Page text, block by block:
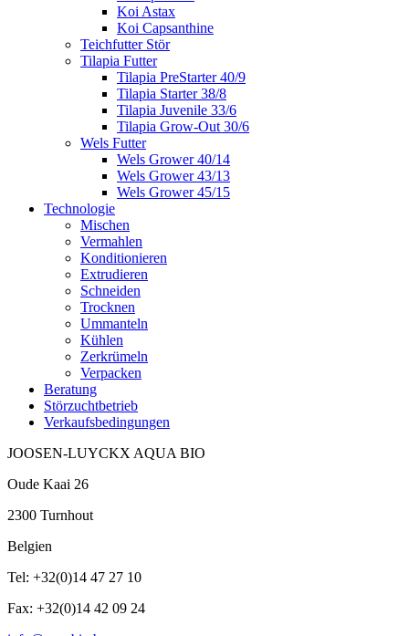
Koi Astax
Koi Capsanthine
Teichfutter Stör
Tilapia Futter
Tilapia PreStarter 40/9
Tilapia Starter 38/8
Tilapia Juvenile 33/6
Tilapia Grow-Out 30/6
Wels Futter
Wels Grower 40/14
Wels Grower 43/13
Wels Grower 45/15
Technologie
Mischen
Vermahlen
Konditionieren
Extrudieren
Schneiden
Trocknen
Ummanteln
Kühlen
Zerkrümeln
Verpacken
Beratung
Störzuchtbetrieb
Verkaufsbedingungen
JOOSEN-LUYCKX AQUA BIO
Oude Kaai 26
2300 Turnhout
Belgien
Tel: +32(0)14 47 27 10
Fax: +32(0)14 42 09 24